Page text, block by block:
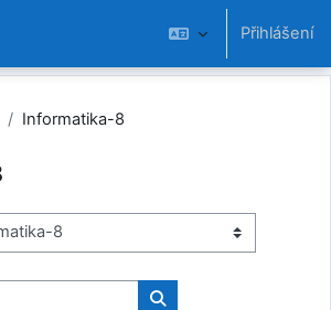
Přihlášení
Informatika-8